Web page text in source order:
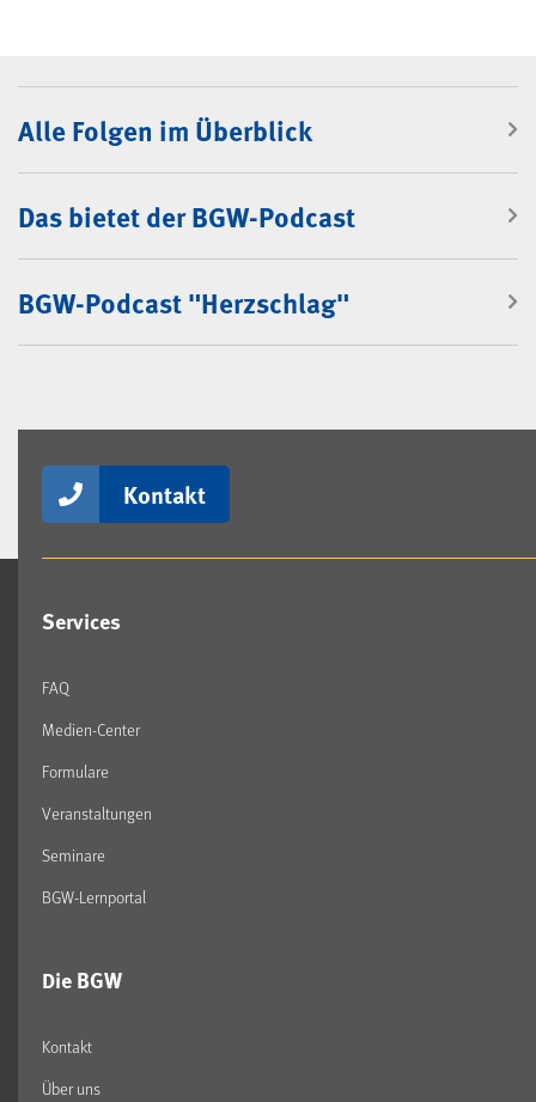
BGW-Podcast
Alle Folgen im Überblick
Das bietet der BGW-Podcast
BGW-Podcast "Herzschlag"
Kontakt
Services
FAQ
Medien-Center
Formulare
Veranstaltungen
Seminare
BGW-Lernportal
Die BGW
Kontakt
Über uns